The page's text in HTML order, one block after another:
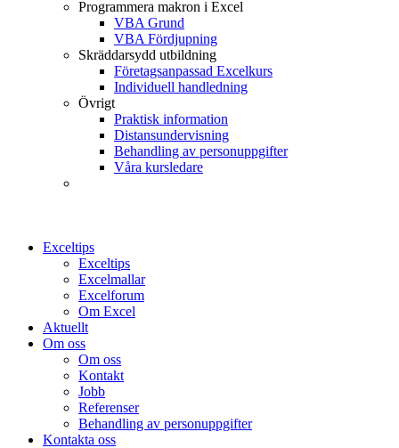
Programmera makron i Excel
VBA Grund
VBA Fördjupning
Skräddarsydd utbildning
Företagsanpassad Excelkurs
Individuell handledning
Övrigt
Praktisk information
Distansundervisning
Behandling av personuppgifter
Våra kursledare
Exceltips
Exceltips
Excelmallar
Excelforum
Om Excel
Aktuellt
Om oss
Om oss
Kontakt
Jobb
Referenser
Behandling av personuppgifter
Kontakta oss